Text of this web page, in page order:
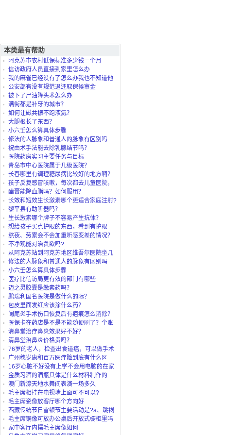
本类最有帮助
阿克苏市农村低保标准多少钱一个月
信访政府人员直接到家里怎么办
我的麻雀已经没有了怎么办我也不知道他
是怎么死的？
公安部有没有规范退还取保候审金
被下了尸油降头术怎么办
满街都是补牙的城市？
如何让磁共振不跑液氦？
大腿根长了东西？
小六壬怎么算具体步骤
修法的人脉象和普通人的脉象有区别吗
祝由术手法能去除乳腺结节吗？
医院药房实习主要任务与目标
青岛市中心医院属于几级医院？
长春哪里有调理糖尿病比较好的地方啊？
孩子反复感冒咳嗽，每次都去儿童医院，
太折腾了，北
醋膏能降血脂吗？如何服用？
长效和短效生长激素哪个更适合家庭注射?
黎平县有助听器吗？
生长激素哪个牌子不容易产生抗体？
想给孩子买点护眼的东西，看到有护眼
仪、护眼灯、还
熬夜、劳累会不会加重听感变差的情况？
不净观能对治贪欲吗?
从阿克苏站到阿克苏地区维吾尔医院坐几
路公交
修法的人脉象和普通人的脉象有区别吗
小六壬怎么算具体步骤
医疗比信访局更有效的部门有哪些
迈之灵胶囊是缴素药吗？
鹏瑞利国名医院是做什么的际？
包皮里面发红应该涂什么药？
阑尾炎手术伤口恢复后有疤痕怎么消除？
医保卡在药店是不是不能随便刷了？个账
“白名单”是
清鼻堂治疗鼻炎效果好不好？
清鼻堂治鼻炎价格贵吗？
76岁的老人，检查出食道癌，可以做手术
吗？广州穗岁康和百万医疗险到底有什么区
别？有了穗岁还
16岁心脏不好没有上学不会用电脑的在家
里可以上什么
金质习酒的酒瓶具体是什么材料制作的
澳门新濠天地水舞间表演一场多久
毛主席相挂在电视墙上面可不可以?
毛主席瓷像放客厅哪个方向好
西藏传统节日雪顿节主要活动是?a、跳锅
庄b、藏马c、
毛主席铜像可放办公桌后开放式橱柜里吗
家中客厅内摆毛主席像如何